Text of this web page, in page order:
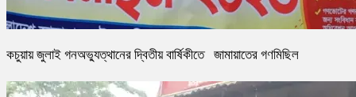
কচুয়ায় জুলাই গনঅভ্যুত্থানের দ্বিতীয় বার্ষিকীতে জামায়াতের গণমিছিল